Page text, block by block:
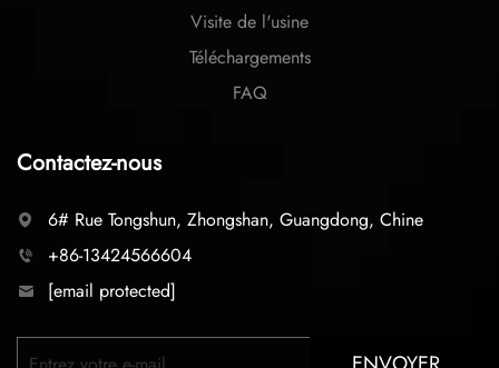
Visite de l'usine
Téléchargements
FAQ
Contactez-nous
6# Rue Tongshun, Zhongshan, Guangdong, Chine
+86-13424566604
[email protected]